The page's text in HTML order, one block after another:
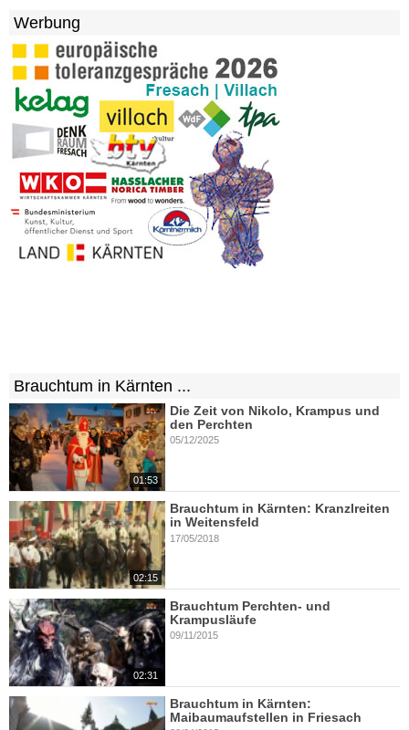
Werbung
Brauchtum in Kärnten ...
01:53
Die Zeit von Nikolo, Krampus und
den Perchten
05/12/2025
02:15
Brauchtum in Kärnten: Kranzlreiten
in Weitensfeld
17/05/2018
02:31
Brauchtum Perchten- und
Krampusläufe
09/11/2015
Brauchtum in Kärnten:
Maibaumaufstellen in Friesach